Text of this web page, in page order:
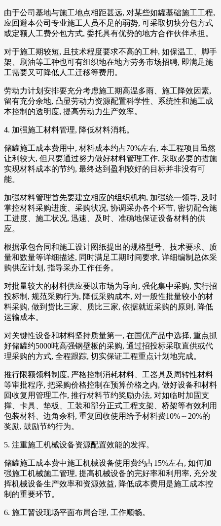
由于公司基地与施工地点相距甚远, 对某些如罐基础施工工程,
应回避本公司专业施工人员不足的弱势, 可采取切块分包方式
或定额人工费分包方式, 委托具有优势的地方合作伙伴承担。
对于施工期较短, 且技术程度要求不高的工种, 如保温工、脚手
架、刷油等工种也可有组织地在地方劳务市场招聘, 即满足施
工需要又可降低人工迁移等费用。
劳动力计划安排要充分考虑施工期高温多雨、施工降效因素,
留有充分余地, 凸显劳动力资源配置科学性、系统性和施工成
本控制的透明度, 提高劳动力生产效率。
4. 加强施工材料管理, 降低材料消耗。
储罐施工成本费用中, 材料成本约占70%左右, 本工程项目虽然
让利较大, 但只要通过努力做好材料管理工作, 采取必要的措施
实现材料成本的节约, 最终达到盈利较好的目标并非没有可
能。
加强材料管理首先要建立相应的组织机构, 加强统一领导, 及时
掌控材料采购进度、采购状况, 协调采办各个环节, 密切配合施
工进度、施工状况, 迅速、及时、准确地保证设备材料的供
应。
根据承包合同和施工设计图纸提出的规格型号、技术要求、质
量和数量等详细描述, 同时满足工期时间要求, 详细编制总体采
购供应计划, 指导采办工作任务。
对批量较大的材料供应要以市场为导向, 强化集中采购, 实行招
投标制, 规范采购行为, 降低采购成本, 对一般性批量较小的材
料采购, 做到货比三家、质比三家, 依据就近采购的原则, 降低
运输成本。
对关键性设备和材料坚持质量第一, 在国优产品中选择, 重点抓
好储罐约5000吨高强钢壁板的采购, 通过招投标采取直供或代
理采购的方式, 全程跟踪, 切实保证工程重点计划地完成。
推行限额领料制度, 严格控制消耗材料、工器具及周转性材料
等审批程序, 把采购价格控制在预算价格之内, 做好设备和材料
回收复用管理工作, 推行材料节约奖励办法, 对如临时加固支
撑、卡具、垫板、工装和部分正式工程支架、桥架等有效利用
包装材料、边角余料, 重复回收使用给予材料费10%～20%的
奖励, 鼓励节约行为。
5. 注重施工机械设备资源配置效能的发挥。
储罐施工成本费中施工机械设备使用费约占15%左右, 如何加
强施工机械施工管理, 提高机械设备的完好率和利用率, 充分发
挥机械设备生产效率和资源效益, 降低成本费用是施工成本控
制的重要环节。
6. 施工暂设现场平面布局合理, 工作顺畅。